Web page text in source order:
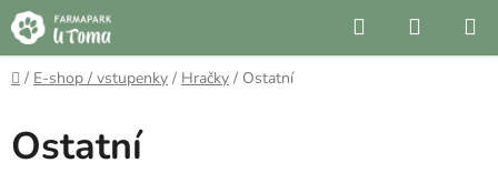
Přejít
na
obsah
Hledat
KOŠÍK
Domů
/ E-shop / vstupenky / Hračky / Ostatní
Ostatní